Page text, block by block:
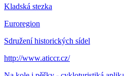
Kladská stezka
Euroregion
Sdružení historických sídel
http://www.aticcr.cz/